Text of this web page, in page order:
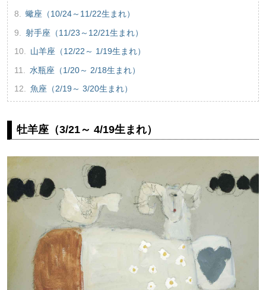
蠍座（10/24～11/22生まれ）
射手座（11/23～12/21生まれ）
山羊座（12/22～ 1/19生まれ）
水瓶座（1/20～ 2/18生まれ）
魚座（2/19～ 3/20生まれ）
牡羊座（3/21～ 4/19生まれ）